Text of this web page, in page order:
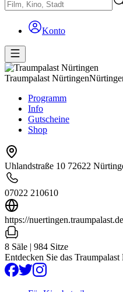
Konto
Traumpalast Nürtingen
Programm
Info
Gutscheine
Shop
Uhlandstraße 10 72622
07022 210610
https://
8 Säle | 984 Sitze
Entdecken Sie das